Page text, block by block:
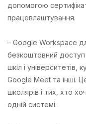
допомогою
працевлаштування.
– Google Workspace
безкоштовний доступ
шкіл і університетів,
Google Meet та інші.
школярів і тих, хто
одній системі.